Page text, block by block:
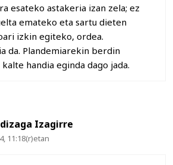
esateko astakeria izan zela; ez
emateko eta sartu dieten
izkin egiteko, ordea.
da. Plandemiarekin berdin
handia eginda dago jada.
Izagirre
11:18(r)etan